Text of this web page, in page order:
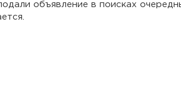
объявление в поисках